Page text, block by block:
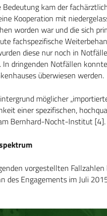
Bedeutung kam der
Kooperation mit
worden war und die sich
fachspezifische
diese nur noch in
In dringenden Notfällen
überwiesen werden.
möglicher
einer spezifischen,
Bernhard-Nocht-Institut [4].
vorgestellten
des Engagements im Juli